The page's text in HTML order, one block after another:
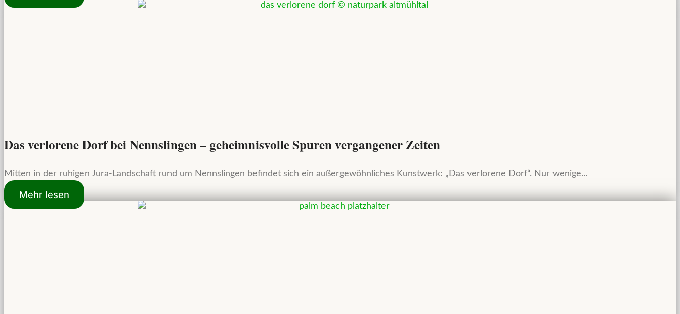
Das verlorene Dorf bei Nennslingen – geheimnisvolle Spuren vergangener Zeiten
Mitten in der ruhigen Jura-Landschaft rund um Nennslingen befindet sich ein außergewöhnliches Kunstwerk: „Das verlorene Dorf“. Nur wenige...
Mehr lesen